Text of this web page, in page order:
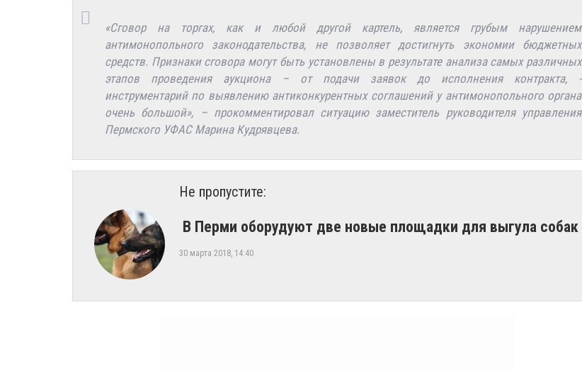
«Сговор на торгах, как и любой другой картель, является грубым нарушением
антимонопольного законодательства, не позволяет достигнуть экономии бюджетных
средств. Признаки сговора могут быть установлены в результате анализа самых различных
этапов проведения аукциона – от подачи заявок до исполнения контракта, -
инструментарий по выявлению антиконкурентных соглашений у антимонопольного органа
очень большой», – прокомментировал ситуацию заместитель руководителя управления
Пермского УФАС Марина Кудрявцева.
Не пропустите:
​ В Перми оборудуют две новые площадки для выгула собак
30 марта 2018, 14:40